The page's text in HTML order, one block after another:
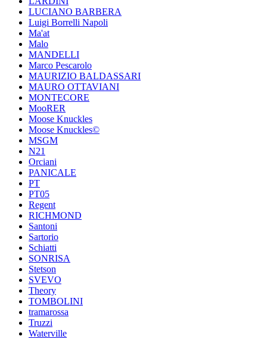
LUCIANO BARBERA
Luigi Borrelli Napoli
Ma'at
Malo
MANDELLI
Marco Pescarolo
MAURIZIO BALDASSARI
MAURO OTTAVIANI
MONTECORE
MooRER
Moose Knuckles
Moose Knuckles©️
MSGM
N21
Orciani
PANICALE
PT
PT05
Regent
RICHMOND
Santoni
Sartorio
Schiatti
SONRISA
Stetson
SVEVO
Theory
TOMBOLINI
tramarossa
Truzzi
Waterville